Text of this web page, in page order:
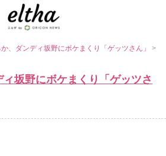
、ダンディ坂野にボケまくり「ゲッツさん」>
坂野にボケまくり「ゲッツさ